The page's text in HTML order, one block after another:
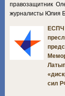
правозащитник
журналисты Юлия
ЕСПЧ
сил